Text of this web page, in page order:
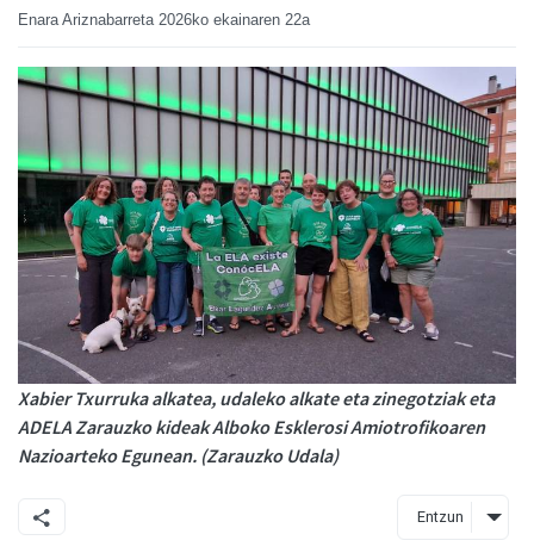
Enara Ariznabarreta 2026ko ekainaren 22a
Xabier Txurruka alkatea, udaleko alkate eta zinegotziak eta
ADELA Zarauzko kideak Alboko Esklerosi Amiotrofikoaren
Nazioarteko Egunean. (Zarauzko Udala)
Entzun